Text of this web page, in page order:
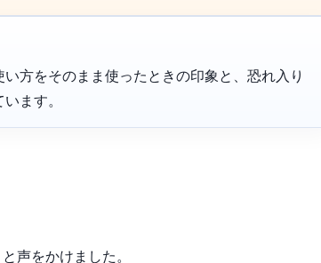
方をそのまま使ったときの印象と、恐れ入り
ます。
声をかけました。